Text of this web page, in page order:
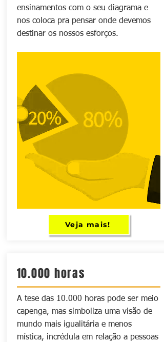
ensinamentos com o seu diagrama e
nos coloca pra pensar onde devemos
destinar os nossos esforços.
Veja mais!
10.000 horas
A tese das 10.000 horas pode ser meio
capenga, mas simboliza uma visão de
mundo mais igualitária e menos
mística, incrédula em relação a pessoas